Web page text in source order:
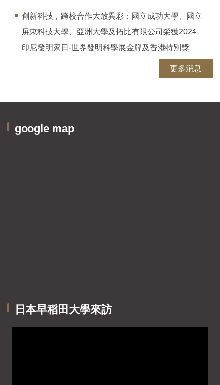
創新科技，跨校合作大放異彩：國立成功大學、國立
屏東科技大學、亞洲大學及拓比有限公司榮獲2024
印尼發明家日-世界發明科學展金牌及香港特別獎
更多消息
google map
日本早稻田大學來訪